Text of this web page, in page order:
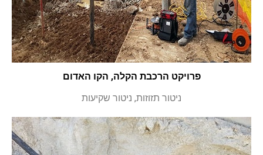
פרויקט הרכבת הקלה, הקו האדום
ניטור תזוזות, ניטור שקיעות